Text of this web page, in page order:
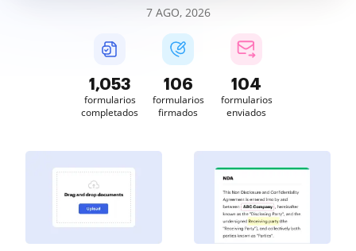
7 AGO, 2026
1,053
formularios
completados
106
formularios
firmados
104
formularios
enviados